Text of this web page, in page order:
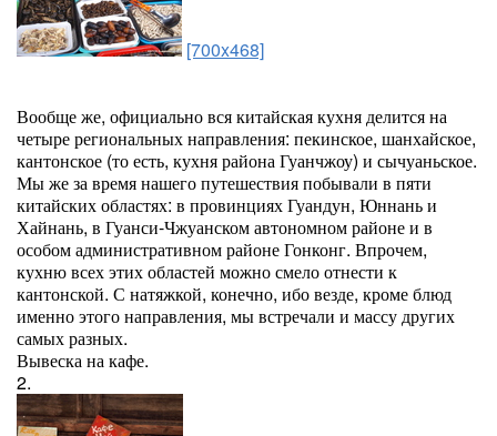
[700x468]
Вообще же, официально вся китайская кухня делится на
четыре региональных направления: пекинское, шанхайское,
кантонское (то есть, кухня района Гуанчжоу) и сычуаньское.
Мы же за время нашего путешествия побывали в пяти
китайских областях: в провинциях Гуандун, Юннань и
Хайнань, в Гуанси-Чжуанском автономном районе и в
особом административном районе Гонконг. Впрочем,
кухню всех этих областей можно смело отнести к
кантонской. С натяжкой, конечно, ибо везде, кроме блюд
именно этого направления, мы встречали и массу других
самых разных.
Вывеска на кафе.
2.